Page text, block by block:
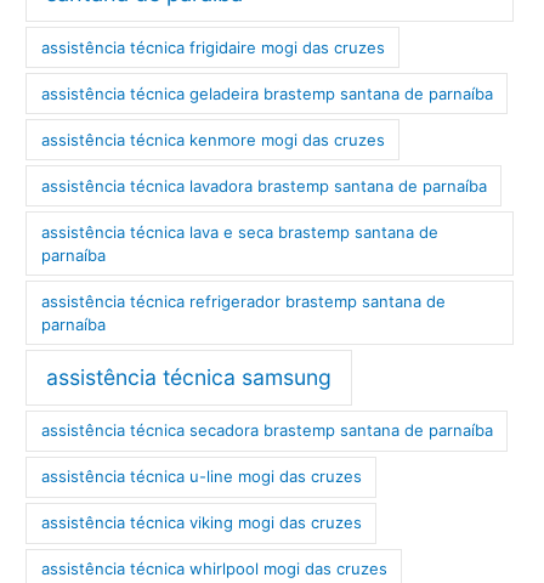
assistência técnica frigidaire mogi das cruzes
assistência técnica geladeira brastemp santana de parnaíba
assistência técnica kenmore mogi das cruzes
assistência técnica lavadora brastemp santana de parnaíba
assistência técnica lava e seca brastemp santana de
parnaíba
assistência técnica refrigerador brastemp santana de
parnaíba
assistência técnica samsung
assistência técnica secadora brastemp santana de parnaíba
assistência técnica u-line mogi das cruzes
assistência técnica viking mogi das cruzes
assistência técnica whirlpool mogi das cruzes